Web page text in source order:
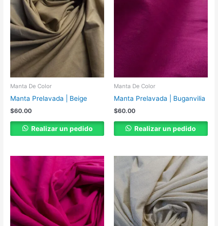
Manta De Color
Manta Prelavada | Beige
$60.00
Realizar un pedido
Manta De Color
Manta Prelavada | Buganvilia
$60.00
Realizar un pedido